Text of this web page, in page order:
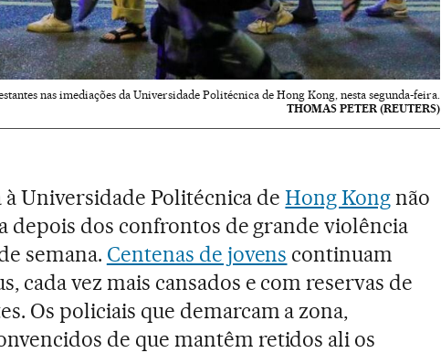
nas imediações da Universidade Politécnica de Hong Kong, nesta segunda-feira.
THOMAS PETER (REUTERS)
à Universidade Politécnica deHong Kongnão
depois dos confrontos de grande violência
semana. Centenas de jovens continuam
cada vez mais cansados e com reservas de
Os policiais que demarcam a zona,
de que mantêm retidos ali os